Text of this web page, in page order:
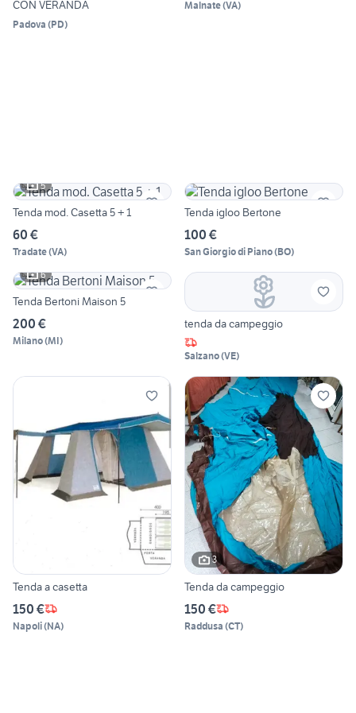
CON VERANDA
Padova (PD)
Malnate(VA)
5
Tenda mod. Casetta 5 + 1
60 €
Tradate(VA)
Tenda igloo Bertone
100 €
San Giorgio di Piano(BO)
6
Tenda Bertoni Maison 5
200 €
Milano(MI)
tenda da campeggio
Salzano(VE)
Tenda a casetta
150 €
Napoli(NA)
3
Tenda da campeggio
150 €
Raddusa (CT)